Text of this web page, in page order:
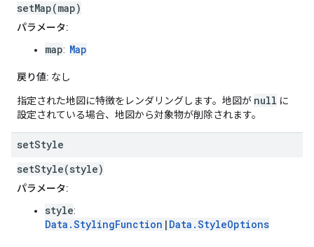
setMap(map)
パラメータ:
map: Map
戻り値: なし
指定された地図に特徴をレンダリングします。地図が null に
設定されている場合、地図から対象物が削除されます。
setStyle
setStyle(style)
パラメータ:
style:
Data.StylingFunction | Data.StyleOptions